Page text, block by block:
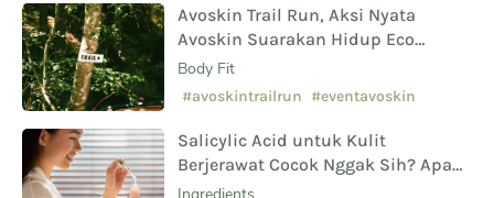
Avoskin Trail Run, Aksi Nyata
Avoskin Suarakan Hidup Eco
Conscious
Body Fit
#avoskintrailrun #eventavoskin
Salicylic Acid untuk Kulit
Berjerawat Cocok Nggak Sih? Apa
Saja Manfaat Hingga Efek